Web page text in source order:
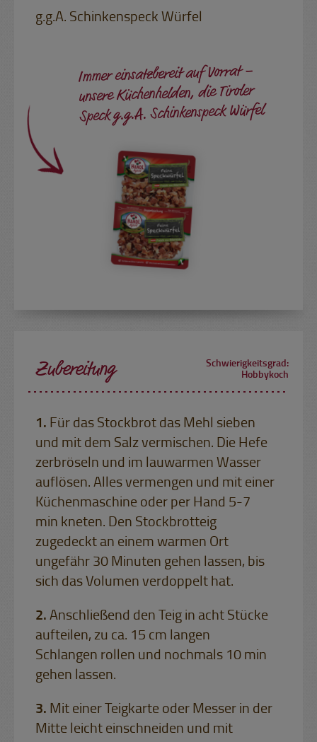
g.g.A. Schinkenspeck Würfel
Immer einsatzbereit auf Vorrat –
unsere Küchenhelden, die Tiroler
Speck g.g.A. Schinkenspeck Würfel
Zubereitung
Schwierigkeitsgrad:
Hobbykoch
Für das Stockbrot das Mehl sieben
und mit dem Salz vermischen. Die Hefe
zerbröseln und im lauwarmen Wasser
auflösen. Alles vermengen und mit einer
Küchenmaschine oder per Hand 5-7
min kneten. Den Stockbrotteig
zugedeckt an einem warmen Ort
ungefähr 30 Minuten gehen lassen, bis
sich das Volumen verdoppelt hat.
Anschließend den Teig in acht Stücke
aufteilen, zu ca. 15 cm langen
Schlangen rollen und nochmals 10 min
gehen lassen.
Mit einer Teigkarte oder Messer in der
Mitte leicht einschneiden und mit